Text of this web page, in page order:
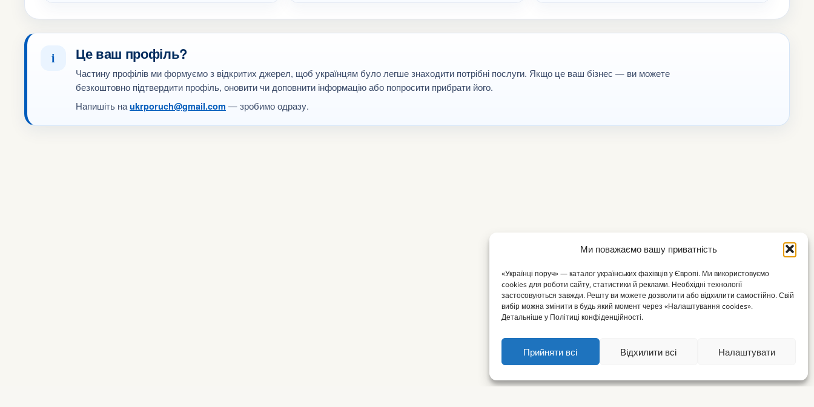
Ми поважаємо вашу приватність
«Українці поруч» — каталог українських фахівців у Європі. Ми використовуємо
cookies для роботи сайту, статистики й реклами. Необхідні технології
застосовуються завжди. Решту ви можете дозволити або відхилити самостійно. Свій
вибір можна змінити в будь який момент через «Налаштування cookies».
Детальніше у Політиці конфіденційності.
Прийняти всі Відхилити всі Налаштувати
i Це ваш профіль?
Частину профілів ми формуємо з відкритих джерел, щоб українцям було легше знаходити потрібні послуги. Якщо це ваш бізнес — ви можете
безкоштовно підтвердити профіль, оновити чи доповнити інформацію або попросити прибрати його.
Напишіть на ukrporuch@gmail.com — зробимо одразу.